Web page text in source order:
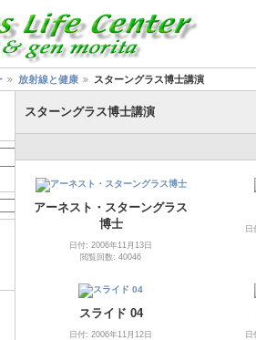
放射線と健康 スターングラス博士講演
スターングラス博士講演
アーネスト・スターングラス
博士
日付: 2006年11月13日
閲覧回数: 40046
スライド 04
日付: 2006年11月12日